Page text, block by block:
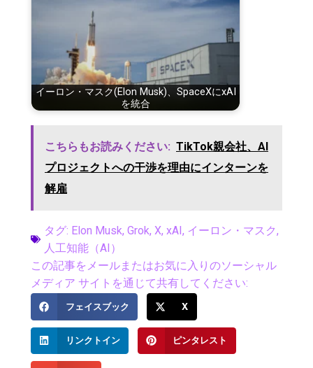
イーロン・マスク(Elon Musk)、SpaceXにxAI
を統合
こちらもお読みください: TikTok親会社、AI
プロジェクトへの干渉を理由にインターンを
解雇
タグ: Elon Musk, Grok, X, xAI , イーロン・マスク,
人工知能（AI）
この記事をメールまたはお気に入りのソーシャル
メディア サイトを通じて共有してください:
フェイスブック X
リンクトイン ピンタレスト